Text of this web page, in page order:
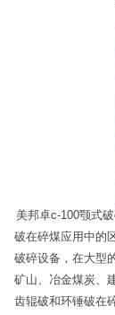
美邦卓c-100颚式
破在碎煤应用中的
破碎设备，在大型
矿山、冶金煤炭、
齿辊破和环锤破在